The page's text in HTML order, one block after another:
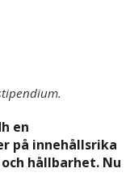
en
på innehållsrika
hållbarhet. Nu